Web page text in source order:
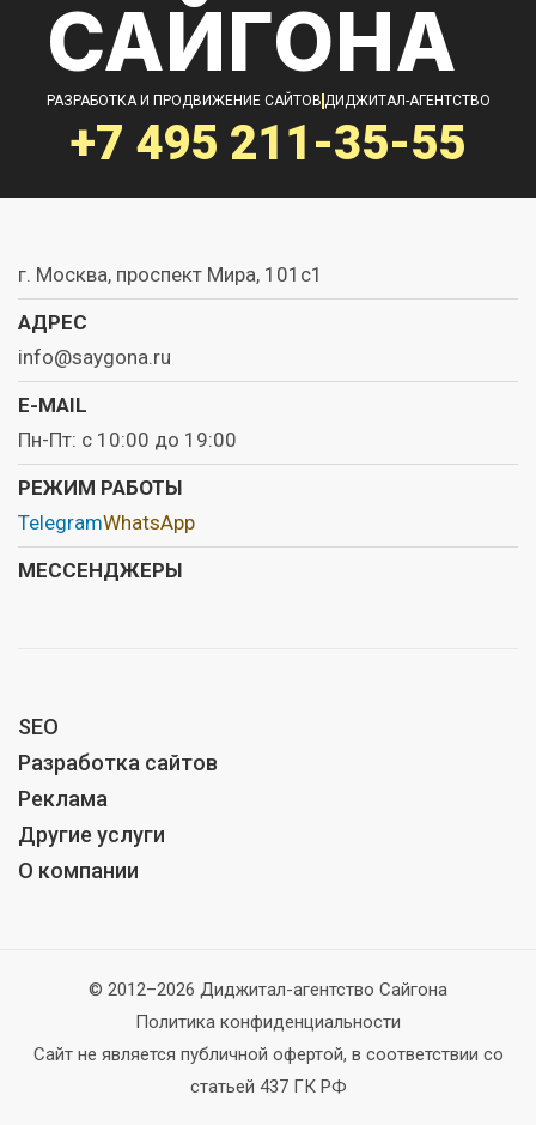
САЙГОНА
РАЗРАБОТКА И ПРОДВИЖЕНИЕ САЙТОВ ДИДЖИТАЛ-АГЕНТСТВО
+7 495 211-35-55
г. Москва, проспект Мира, 101с1
АДРЕС
info@saygona.ru
E-MAIL
Пн-Пт: с 10:00 до 19:00
РЕЖИМ РАБОТЫ
TelegramWhatsApp
МЕССЕНДЖЕРЫ
SEO
Разработка сайтов
Реклама
Другие услуги
О компании
© 2012–2026 Диджитал-агентство Сайгона
Политика конфиденциальности
Сайт не является публичной офертой, в соответствии со
статьей 437 ГК РФ